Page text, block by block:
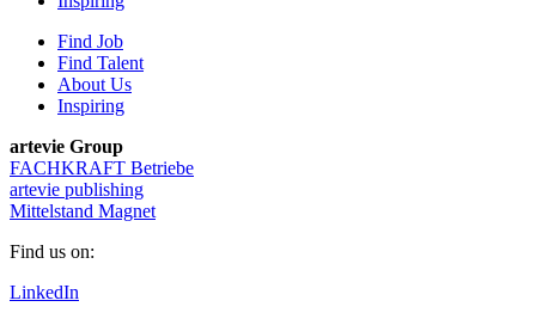
Find Job
Find Talent
About Us
Inspiring
artevie Group
FACHKRAFT Betriebe
artevie publishing
Mittelstand Magnet
Find us on:
LinkedIn